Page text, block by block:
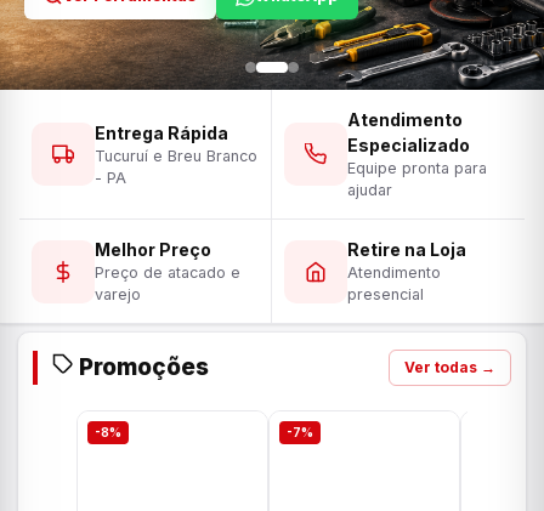
Entrega Rápida
Tucuruí e Breu Branco
- PA
Atendimento
Especializado
Equipe pronta para
ajudar
Melhor Preço
Preço de atacado e
varejo
Retire na Loja
Atendimento
presencial
Promoções Ver todas →
-8% -7%